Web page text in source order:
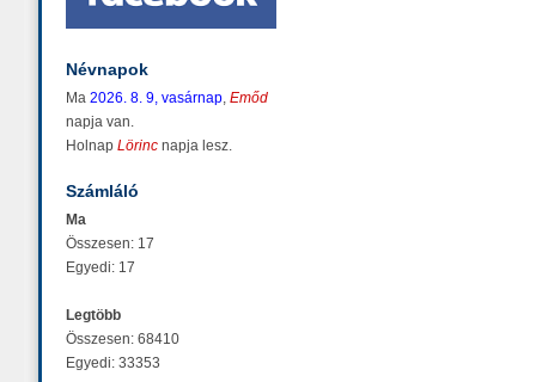
Névnapok
Ma 2026. 8. 9, vasárnap, Emőd
napja van.
Holnap Lörinc napja lesz.
Számláló
Ma
Összesen: 17
Egyedi: 17
Legtöbb
Összesen: 68410
Egyedi: 33353